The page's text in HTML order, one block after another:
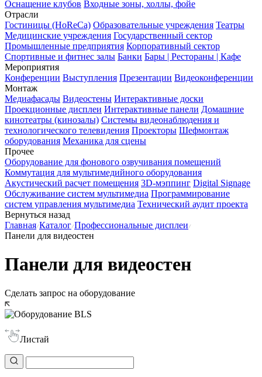
Оснащение клубов Входные зоны, холлы, фойе
Отрасли
Гостиницы (HoReCa) Образовательные учреждения Театры
Медицинские учреждения Государственный сектор
Промышленные предприятия Корпоративный сектор
Спортивные и фитнес залы Банки Бары | Рестораны | Кафе
Мероприятия
Конференции Выступления Презентации Видеоконференции
Монтаж
Медиафасады Видеостены Интерактивные доски
Проекционные дисплеи Интерактивные панели Домашние
кинотеатры (кинозалы) Системы видеонаблюдения и
технологического телевидения Проекторы Шефмонтаж
оборудования Механика для сцены
Прочее
Оборудование для фонового озвучивания помещений
Коммутация для мультимедийного оборудования
Акустический расчет помещения 3D-мэппинг Digital Signage
Обслуживание систем мультимедиа Программирование
систем управления мультимедиа Технический аудит проекта
Вернуться назад
Главная Каталог Профессиональные дисплеи
Панели для видеостен
Панели для видеостен
Сделать запрос на оборудование
Листай